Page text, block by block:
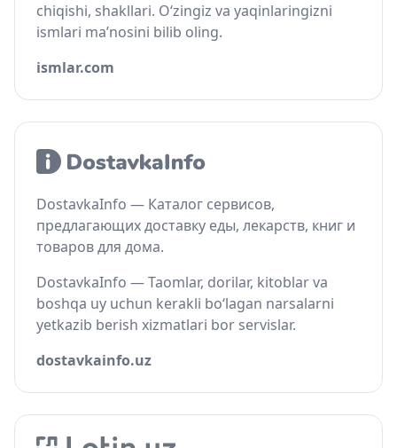
chiqishi, shakllari. O‘zingiz va yaqinlaringizni
ismlari ma’nosini bilib oling.
ismlar.com
DostavkaInfo — Каталог сервисов,
предлагающих доставку еды, лекарств, книг и
товаров для дома.
DostavkaInfo — Taomlar, dorilar, kitoblar va
boshqa uy uchun kerakli bo‘lagan narsalarni
yetkazib berish xizmatlari bor servislar.
dostavkainfo.uz